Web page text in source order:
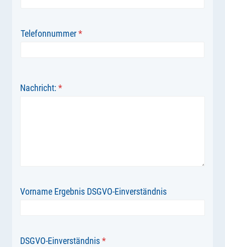
Telefonnummer*
Nachricht:*
Vorname Ergebnis DSGVO-Einverständnis
DSGVO-Einverständnis*